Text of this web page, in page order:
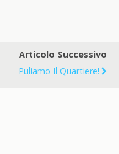
Articolo Successivo
Puliamo Il Quartiere!